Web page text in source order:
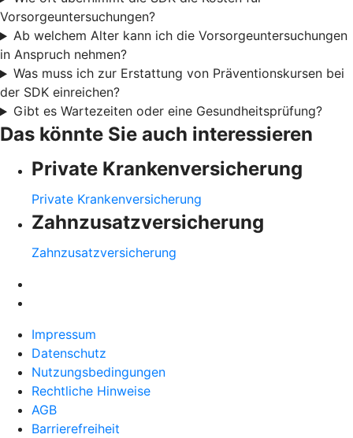
Vorsorgeuntersuchungen?
Ab welchem Alter kann ich die Vorsorgeuntersuchungen
in Anspruch nehmen?
Was muss ich zur Erstattung von Präventionskursen bei
der SDK einreichen?
Gibt es Wartezeiten oder eine Gesundheitsprüfung?
Das könnte Sie auch interessieren
Private Krankenversicherung
Private Krankenversicherung
Zahnzusatzversicherung
Zahnzusatzversicherung
Impressum
Datenschutz
Nutzungsbedingungen
Rechtliche Hinweise
AGB
Barrierefreiheit